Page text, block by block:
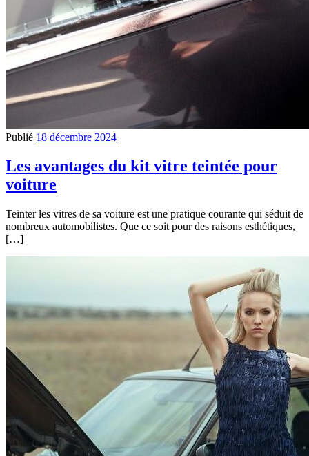
Publié 18 décembre 2024
Les avantages du kit vitre teintée pour
voiture
Teinter les vitres de sa voiture est une pratique courante qui séduit de
nombreux automobilistes. Que ce soit pour des raisons esthétiques,
[…]